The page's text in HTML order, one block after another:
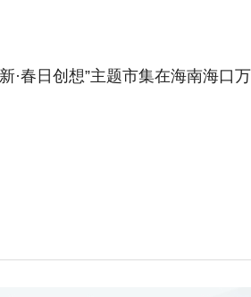
日创想”主题市集在海南海口